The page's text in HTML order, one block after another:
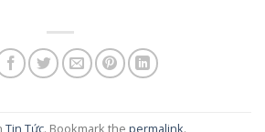
Tin Tức. Bookmark the permalink.